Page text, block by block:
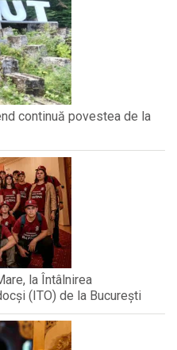
continuă povestea de la
la Întâlnirea
(ITO) de la București